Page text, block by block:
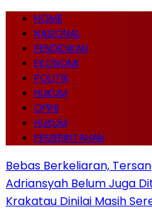
HOME
NASIONAL
PENDIDIKAN
EKONOMI
POLITIK
HUKUM
OPINI
HUKUM
PEMERINTAHAN
Bebas Berkeliaran,
Adriansyah Belum Juga
Krakatau Dinilai Masih